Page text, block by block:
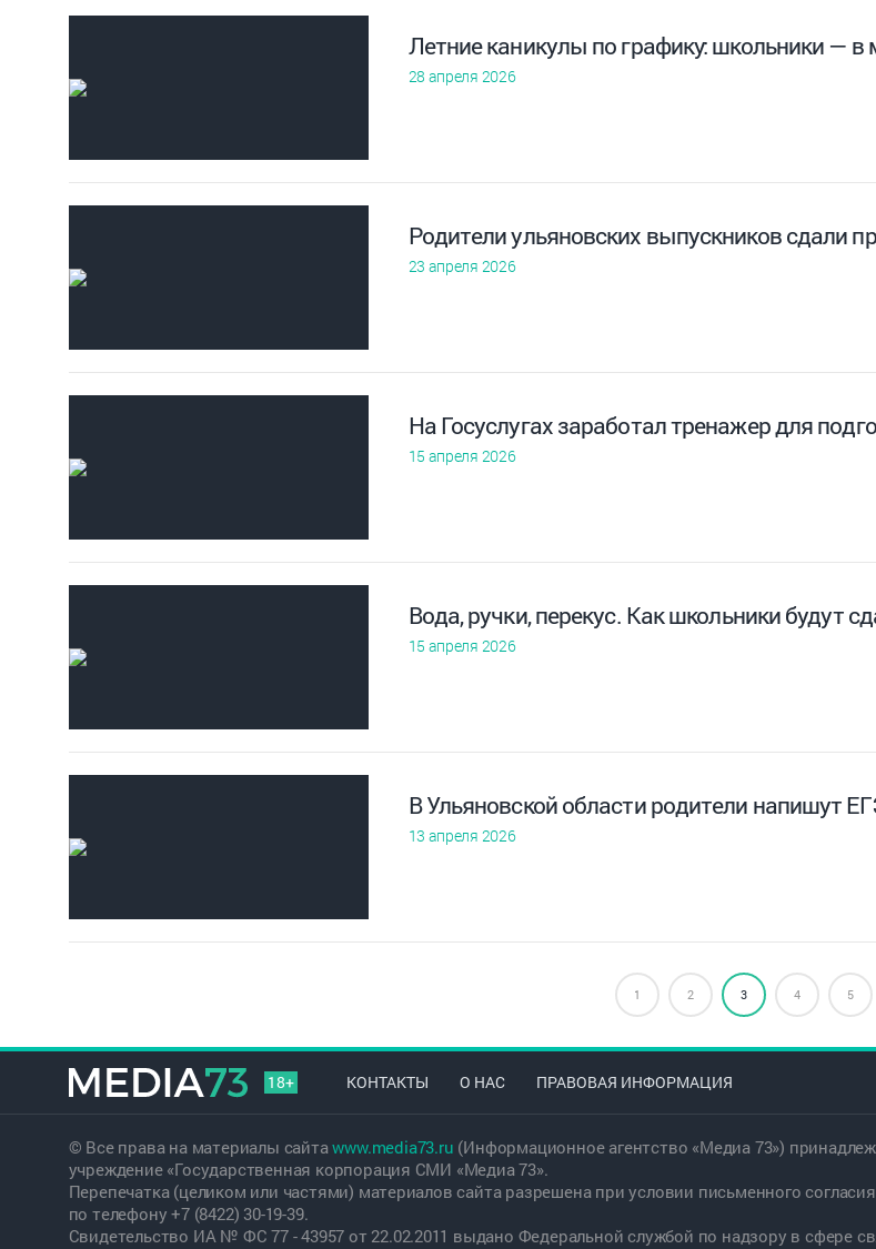
Летние каникулы по графику: школьники —
28 апреля 2026
Родители ульяновских выпускников сдали
23 апреля 2026
На Госуслугах заработал тренажер для
15 апреля 2026
Вода, ручки, перекус. Как школьники будут
15 апреля 2026
В Ульяновской области родители напишут
13 апреля 2026
1 2 3 4 5
18+ КОНТАКТЫ О НАС ПРАВОВАЯ ИНФОРМАЦИЯ
© Все права на материалы сайтаwww.media73.ru (Информационное агентство «Медиа 73»)
учреждение «Государственная корпорация СМИ «Медиа 73».
Перепечатка (целиком или частями) материалов сайта разрешена при условии письменного
по телефону +7 (8422) 30-19-39.
Свидетельство ИА № ФС 77 - 43957 от 22.02.2011 выдано Федеральной службой по надзору в сфере